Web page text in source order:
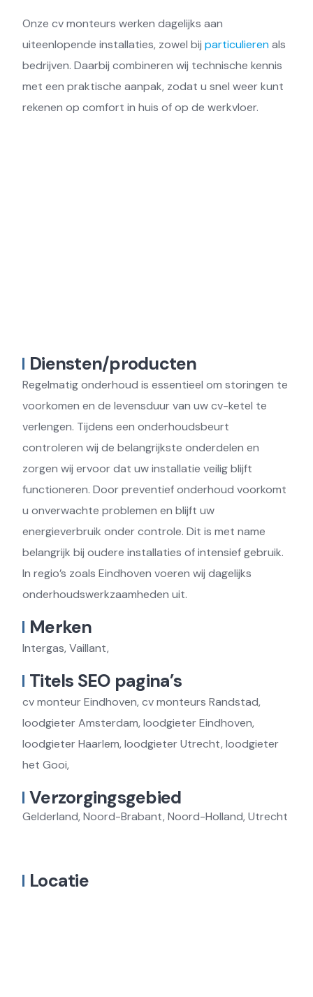
Onze cv monteurs werken dagelijks aan
uiteenlopende installaties, zowel bij particulierenals
bedrijven. Daarbij combineren wij technische kennis
met een praktische aanpak, zodat u snel weer kunt
rekenen op comfort in huis of op de werkvloer.
Diensten/producten
Regelmatig onderhoud is essentieel om storingen te
voorkomen en de levensduur van uw cv-ketel te
verlengen. Tijdens een onderhoudsbeurt
controleren wij de belangrijkste onderdelen en
zorgen wij ervoor dat uw installatie veilig blijft
functioneren. Door preventief onderhoud voorkomt
u onverwachte problemen en blijft uw
energieverbruik onder controle. Dit is met name
belangrijk bij oudere installaties of intensief gebruik.
In regio’s zoals Eindhoven voeren wij dagelijks
onderhoudswerkzaamheden uit.
Merken
Intergas, Vaillant,
Titels SEO pagina’s
cv monteur Eindhoven, cv monteurs Randstad,
loodgieter Amsterdam, loodgieter Eindhoven,
loodgieter Haarlem, loodgieter Utrecht, loodgieter
het Gooi,
Verzorgingsgebied
Gelderland, Noord-Brabant, Noord-Holland, Utrecht
Locatie